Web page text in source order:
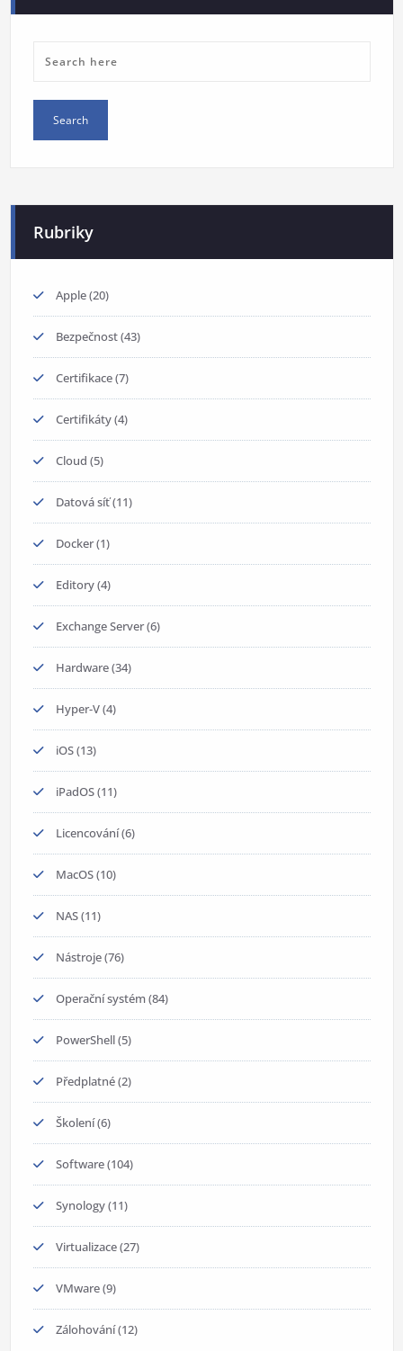
Rubriky
Apple(20)
Bezpečnost(43)
Certifikace(7)
Certifikáty(4)
Cloud (5)
Datová síť(11)
Docker(1)
Editory(4)
Exchange Server(6)
Hardware(34)
Hyper-V(4)
iOS(13)
iPadOS(11)
Licencování(6)
MacOS(10)
NAS(11)
Nástroje(76)
Operační systém(84)
PowerShell(5)
Předplatné(2)
Školení(6)
Software(104)
Synology(11)
Virtualizace(27)
VMware(9)
Zálohování(12)